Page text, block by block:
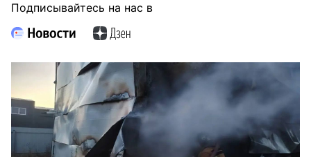
Подписывайтесь на нас в